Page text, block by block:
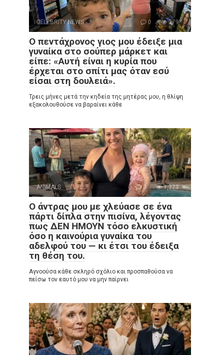
CELEBRITY NEWS 0 379
Ο πεντάχρονος γιος μου έδειξε μια
γυναίκα στο σούπερ μάρκετ και
είπε: «Αυτή είναι η κυρία που
έρχεται στο σπίτι μας όταν εσύ
είσαι στη δουλειά».
Τρεις μήνες μετά την κηδεία της μητέρας μου, η θλίψη
εξακολουθούσε να βαραίνει κάθε
ANIMALS 0 1,323
Ο άντρας μου με χλεύασε σε ένα
πάρτι δίπλα στην πισίνα, λέγοντας
πως ΔΕΝ ΗΜΟΥΝ τόσο ελκυστική
όσο η καινούρια γυναίκα του
αδελφού του — κι έτσι του έδειξα
τη θέση του.
Αγνοούσα κάθε σκληρό σχόλιο και προσπαθούσα να
πείσω τον εαυτό μου να μην παίρνει